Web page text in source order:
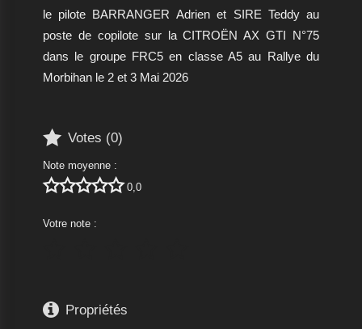
le pilote BARRANGER Adrien et SIRE Teddy au
poste de copilote sur la CITROËN AX GTI N°75
dans le groupe FRC5 en classe A5 au Rallye du
Morbihan le 2 et 3 Mai 2026
 Votes (0)
Note moyenne :
 0,0
Votre note :
 Propriétés